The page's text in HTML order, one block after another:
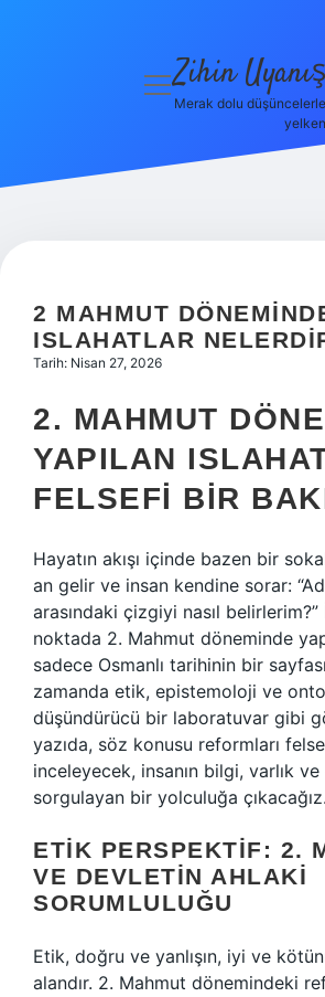
Politikası
menüyü
Zihin
Merak dolu
2 MAHMUT
ISLAHATLAR
Tarih: Nisan 27, 2026
2. MAHMUT
YAPILAN
FELSEFI BIR
Hayatın akışı içinde bazen bir
an gelir ve insan kendine sorar:
arasındaki çizgiyi nasıl
noktada 2. Mahmut döneminde
sadece Osmanlı tarihinin bir
zamanda etik, epistemoloji ve
düşündürücü bir laboratuvar gibi
yazıda, söz konusu reformları
inceleyecek, insanın bilgi, varlık ve
sorgulayan bir yolculuğa çıkacağız.
ETIK PERSPEKTIF: 2.
VE DEVLETIN AHLAKI
SORUMLULUĞU
Etik, doğru ve yanlışın, iyi ve
alandır. 2. Mahmut dönemindeki